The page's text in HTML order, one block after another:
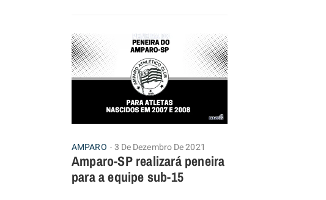
AMPARO 3 De Dezembro De 2021
Amparo-SP realizará peneira
para a equipe sub-15